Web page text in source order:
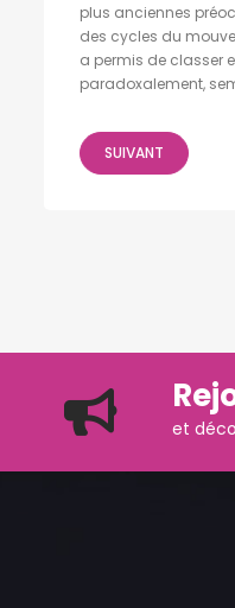
plus anciennes
des cycles du
a permis de classer
paradoxalement,
SUIVANT
et